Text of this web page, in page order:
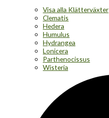
Visa alla Klätterväxter
Clematis
Hedera
Humulus
Hydrangea
Lonicera
Parthenocissus
Wisteria